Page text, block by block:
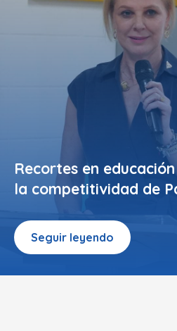
Recortes en
la competitividad de
Seguir leyendo